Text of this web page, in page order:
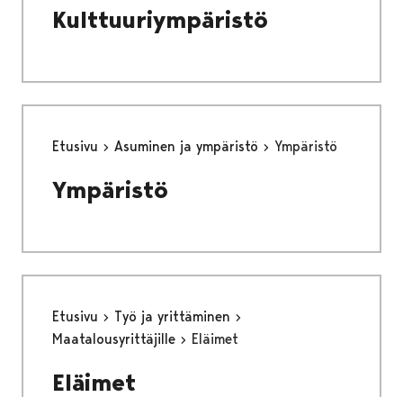
Kulttuuriympäristö
Etusivu Asuminen ja ympäristö Ympäristö
Ympäristö
Etusivu
Työ ja yrittäminen
Maatalousyrittäjille
Eläimet
Eläimet